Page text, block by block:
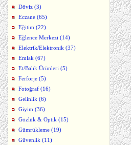
Döviz (3)
Eczane (65)
Eğitim (22)
Eğlence Merkezi (14)
Elektrik/Elektronik (37)
Emlak (67)
Et/Balık Ürünleri (5)
Ferforje (5)
Fotoğraf (16)
Gelinlik (6)
Giyim (36)
Gözlük & Optik (15)
Gümrükleme (19)
Güvenlik (11)